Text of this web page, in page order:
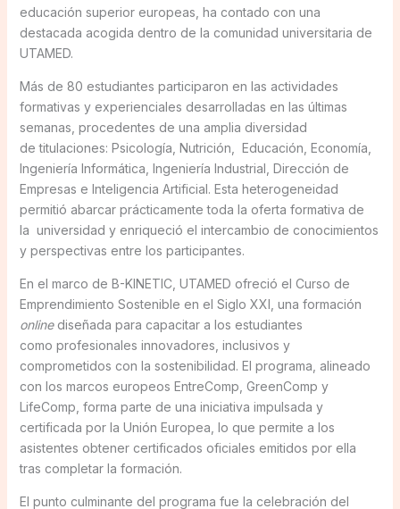
educación superior europeas, ha contado con una
destacada acogida dentro de la comunidad universitaria de
UTAMED.
Más de 80 estudiantes participaron en las actividades
formativas y experienciales desarrolladas en las últimas
semanas, procedentes de una amplia diversidad
de titulaciones: Psicología, Nutrición, Educación, Economía,
Ingeniería Informática, Ingeniería Industrial, Dirección de
Empresas e Inteligencia Artificial. Esta heterogeneidad
permitió abarcar prácticamente toda la oferta formativa de
la universidad y enriqueció el intercambio de conocimientos
y perspectivas entre los participantes.
En el marco de B-KINETIC, UTAMED ofreció el Curso de
Emprendimiento Sostenible en el Siglo XXI, una formación
online diseñada para capacitar a los estudiantes
como profesionales innovadores, inclusivos y
comprometidos con la sostenibilidad. El programa, alineado
con los marcos europeos EntreComp, GreenComp y
LifeComp, forma parte de una iniciativa impulsada y
certificada por la Unión Europea, lo que permite a los
asistentes obtener certificados oficiales emitidos por ella
tras completar la formación.
El punto culminante del programa fue la celebración del